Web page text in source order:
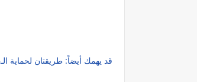
والقرص الصلب وتشفيرهما بباسورد USBقد يهمك أيضاً: طريقتان لحماية الـ